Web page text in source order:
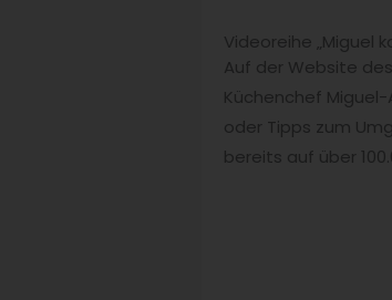
Videoreihe „Miguel
Auf der Website
Küchenchef
oder Tipps zum
bereits auf über